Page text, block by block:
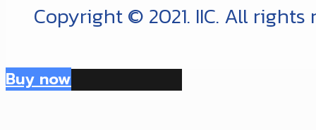
Copyright © 2021. IIC. All rights
Buy now